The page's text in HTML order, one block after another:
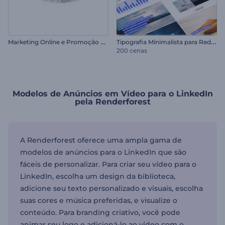
M
arketing Online e Promoção SEO T
ipografia Minimalista para Redes Sociais
200 cenas
Modelos de Anúncios em Vídeo para o LinkedIn
pela Renderforest
A Renderforest oferece uma ampla gama de
modelos de anúncios para o LinkedIn que são
fáceis de personalizar. Para criar seu vídeo para o
LinkedIn, escolha um design da biblioteca,
adicione seu texto personalizado e visuais, escolha
suas cores e música preferidas, e visualize o
conteúdo. Para branding criativo, você pode